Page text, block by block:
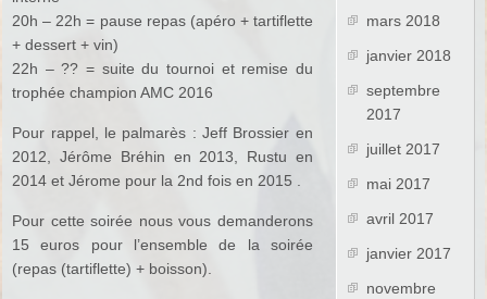
20h – 22h = pause repas (apéro + tartiflette
+ dessert + vin)
22h – ?? = suite du tournoi et remise du
trophée champion AMC 2016
Pour rappel, le palmarès : Jeff Brossier en
2012, Jérôme Bréhin en 2013, Rustu en
2014 et Jérome pour la 2nd fois en 2015 .
Pour cette soirée nous vous demanderons
15 euros pour l’ensemble de la soirée
(repas (tartiflette) + boisson).
mars 2018
janvier 2018
septembre
2017
juillet 2017
mai 2017
avril 2017
janvier 2017
novembre